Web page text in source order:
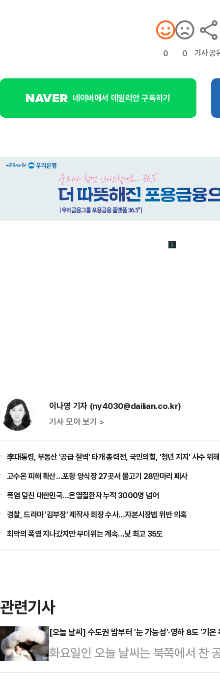
0 0 기사 공
네이버에서 데일리안 구독하기
이나영 기자 (ny4030@dailian.co.kr)
기사 모아 보기 >
李대통령, 부동산 '공급 절벽' 타개 총력전, 국민의힘, '청년 지지' 사수 위
고수온 피해 확산…포항 양식장 27곳서 물고기 28만마리 폐사
폭염 덮친 대한민국…온열질환자 누적 3000명 넘어
경찰, 드라마 '김부장' 제작사 회장 수사…자본시장법 위반 의혹
최악의 폭염 지나갔지만 무더위는 계속…낮 최고 35도
관련기사
[오늘 날씨] 수도권 밤부터 '눈 가능성'·영하 8도 '기
화요일인 오늘 날씨는 북쪽에서 찬
아침 기온이 전날보다 10도 내외로